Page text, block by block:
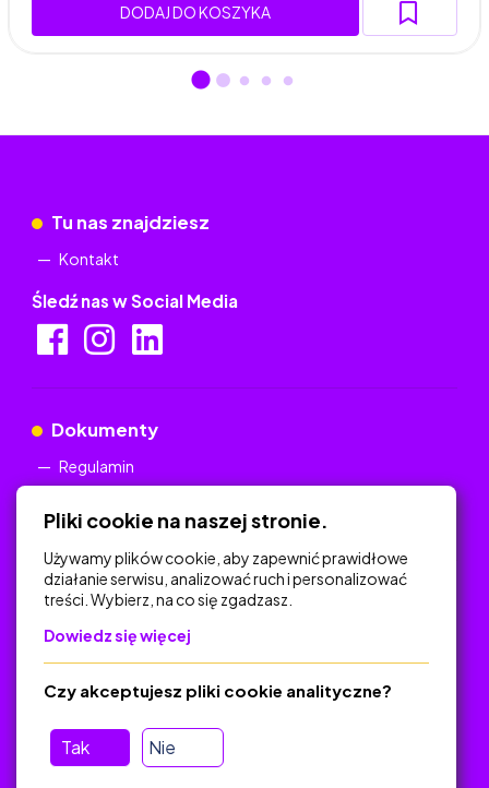
DODAJ DO KOSZYKA
Tu nas znajdziesz
Kontakt
Śledź nas w Social Media
Dokumenty
Regulamin
Na skróty
Polityka Prywatności
Regulamin
O platformie
Baza materiałów dydaktycznych
Jak zostać autorem
Pliki cookie na naszej stronie.
Używamy plików cookie, aby zapewnić prawidłowe
działanie serwisu, analizować ruch i personalizować
treści. Wybierz, na co się zgadzasz.
Dowiedz się więcej
Tak Nie
Czy akceptujesz pliki cookie analityczne?